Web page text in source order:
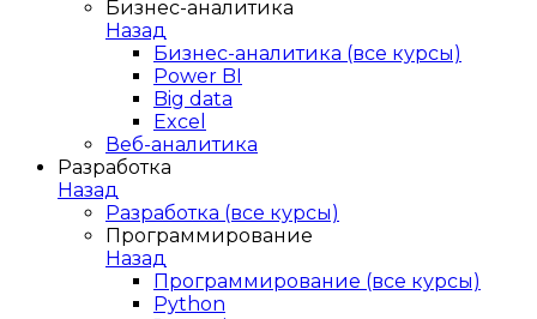
Бизнес-аналитика
Назад
Бизнес-аналитика (все курсы)
Power BI
Big data
Excel
Веб-аналитика
Разработка
Назад
Разработка (все курсы)
Программирование
Назад
Программирование (все курсы)
Python